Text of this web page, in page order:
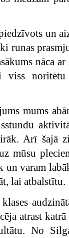
un
runas
nāca
viss
mums
Arī šajā
mūsu
un varam
lai atbalstītu.
atrast
No